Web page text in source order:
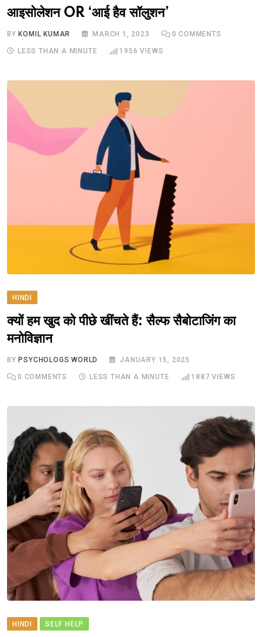
आइसोलेशन OR ‘आई हैव सॉलुशन’
BYKOMIL KUMAR MARCH 1, 2023 0 COMMENTS
LESS THAN A MINUTE 1956 VIEWS
HINDI
क्यों हम खुद को पीछे खींचते हैं: सैल्फ सैबोटाजिंग का
मनोविज्ञान
BY PSYCHOLOGS WORLD JANUARY 15, 2025
0 COMMENTS LESS THAN A MINUTE 1887 VIEWS
HINDI SELF HELP